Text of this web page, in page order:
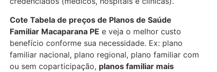
Cote Tabela de preços de Planos de Saúde
Familiar Macaparana PE e veja o melhor custo
benefício conforme sua necessidade. Ex: plano
familiar nacional, plano regional, plano familiar com
ou sem coparticipação, planos familiar mais